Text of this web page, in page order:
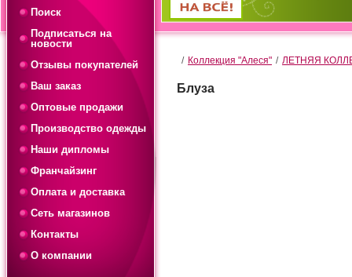
Поиск
Подписаться на
новости
Отзывы покупателей
Ваш заказ
Оптовые продажи
Производство одежды
Наши дипломы
Франчайзинг
Оплата и доставка
Сеть магазинов
Контакты
О компании
/ Коллекция "Алеся" / ЛЕТНЯЯ
Блуза